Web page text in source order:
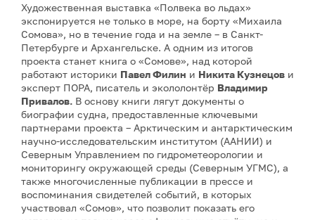
Художественная выставка «Полвека во льдах»
экспонируется не только в море, на борту «Михаила
Сомова», но в течение года и на земле – в Санкт-
Петербурге и Архангельске. А одним из итогов
проекта станет книга о «Сомове», над которой
работают историки Павел Филин и Никита Кузнецов и
эксперт ПОРА, писатель и экололонтёр Владимир
Привалов. В основу книги лягут документы о
биографии судна, предоставленные ключевыми
партнерами проекта – Арктическим и антарктическим
научно‑исследовательским институтом (ААНИИ) и
Северным Управлением по гидрометеорологии и
мониторингу окружающей среды (Северным УГМС), а
также многочисленные публикации в прессе и
воспоминания свидетелей событий, в которых
участвовал «Сомов», что позволит показать его